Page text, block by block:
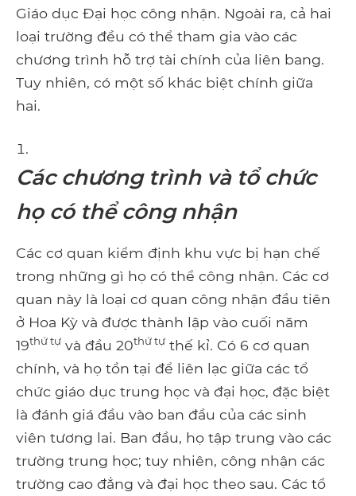
Giáo dục Đại học công nhận. Ngoài ra, cả hai
loại trường đều có thể tham gia vào các
chương trình hỗ trợ tài chính của liên bang.
Tuy nhiên, có một số khác biệt chính giữa
hai.
Các chương trình và tổ chức
họ có thể công nhận
Các cơ quan kiểm định khu vực bị hạn chế
trong những gì họ có thể công nhận. Các cơ
quan này là loại cơ quan công nhận đầu tiên
ở Hoa Kỳ và được thành lập vào cuối năm
19thứ tự và đầu 20thứ tự thế kỉ. Có 6 cơ quan
chính, và họ tồn tại để liên lạc giữa các tổ
chức giáo dục trung học và đại học, đặc biệt
là đánh giá đầu vào ban đầu của các sinh
viên tương lai. Ban đầu, họ tập trung vào các
trường trung học; tuy nhiên, công nhận các
trường cao đẳng và đại học theo sau. Các tổ